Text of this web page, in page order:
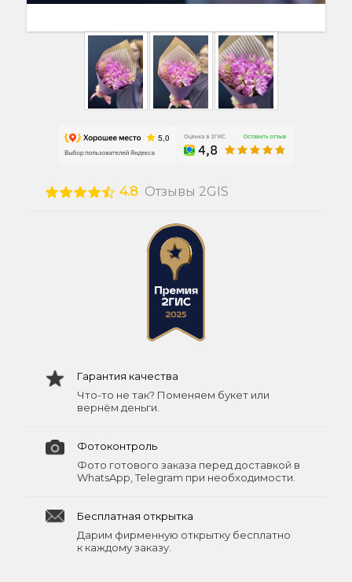
4.8 Отзывы 2GIS
Гарантия качества
Что-то не так? Поменяем букет или
вернём деньги.
Фотоконтроль
Фото готового заказа перед доставкой в
WhatsApp, Telegram при необходимости.
Бесплатная открытка
Дарим фирменную открытку бесплатно
к каждому заказу.